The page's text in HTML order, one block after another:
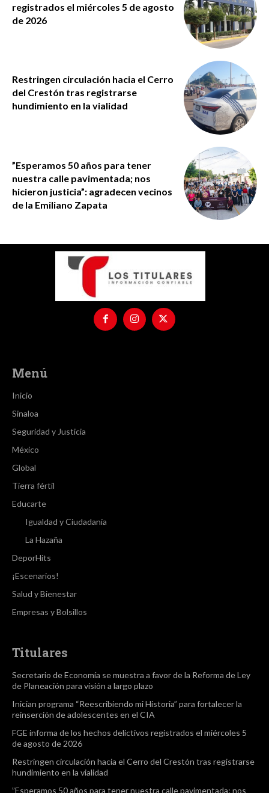
registrados el miércoles 5 de agosto
de 2026
Restringen circulación hacia el Cerro
del Crestón tras registrarse
hundimiento en la vialidad
”Esperamos 50 años para tener
nuestra calle pavimentada; nos
hicieron justicia”: agradecen vecinos
de la Emiliano Zapata
Menú
Inicio
Sinaloa
Seguridad y Justicia
México
Global
Tierra fértil
Educarte
Igualdad y Ciudadanía
La Hazaña
DeporHits
¡Escenarios!
Salud y Bienestar
Empresas y Bolsillos
Titulares
Secretario de Economía se muestra a favor de la Reforma de Ley
de Planeación para visión a largo plazo
Inician programa “Reescribiendo mi Historia” para fortalecer la
reinserción de adolescentes en el CIA
FGE informa de los hechos delictivos registrados el miércoles 5
de agosto de 2026
Restringen circulación hacia el Cerro del Crestón tras registrarse
hundimiento en la vialidad
”Esperamos 50 años para tener nuestra calle pavimentada; nos